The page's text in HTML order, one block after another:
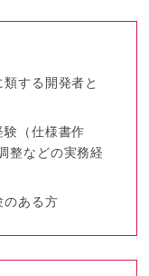
する開発者と
（仕様書作
整などの実務経
のある方